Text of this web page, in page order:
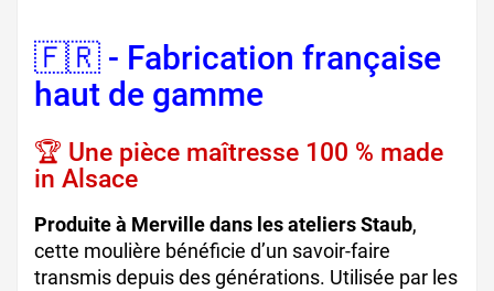
🇫🇷 - Fabrication française
haut de gamme
🏆 Une pièce maîtresse 100 % made
in Alsace
Produite à Merville dans les ateliers Staub,
cette moulière bénéficie d’un savoir-faire
transmis depuis des générations. Utilisée par les